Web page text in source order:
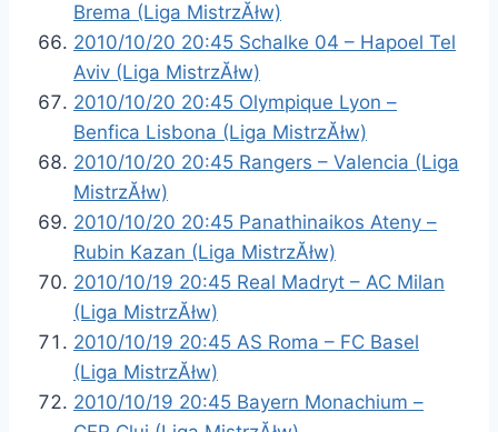
Brema (Liga MistrzĂłw)
2010/10/20 20:45 Schalke 04 – Hapoel Tel
Aviv (Liga MistrzĂłw)
2010/10/20 20:45 Olympique Lyon –
Benfica Lisbona (Liga MistrzĂłw)
2010/10/20 20:45 Rangers – Valencia (Liga
MistrzĂłw)
2010/10/20 20:45 Panathinaikos Ateny –
Rubin Kazan (Liga MistrzĂłw)
2010/10/19 20:45 Real Madryt – AC Milan
(Liga MistrzĂłw)
2010/10/19 20:45 AS Roma – FC Basel
(Liga MistrzĂłw)
2010/10/19 20:45 Bayern Monachium –